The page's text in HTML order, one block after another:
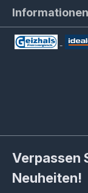
Informationen
Verpassen
Neuheiten!